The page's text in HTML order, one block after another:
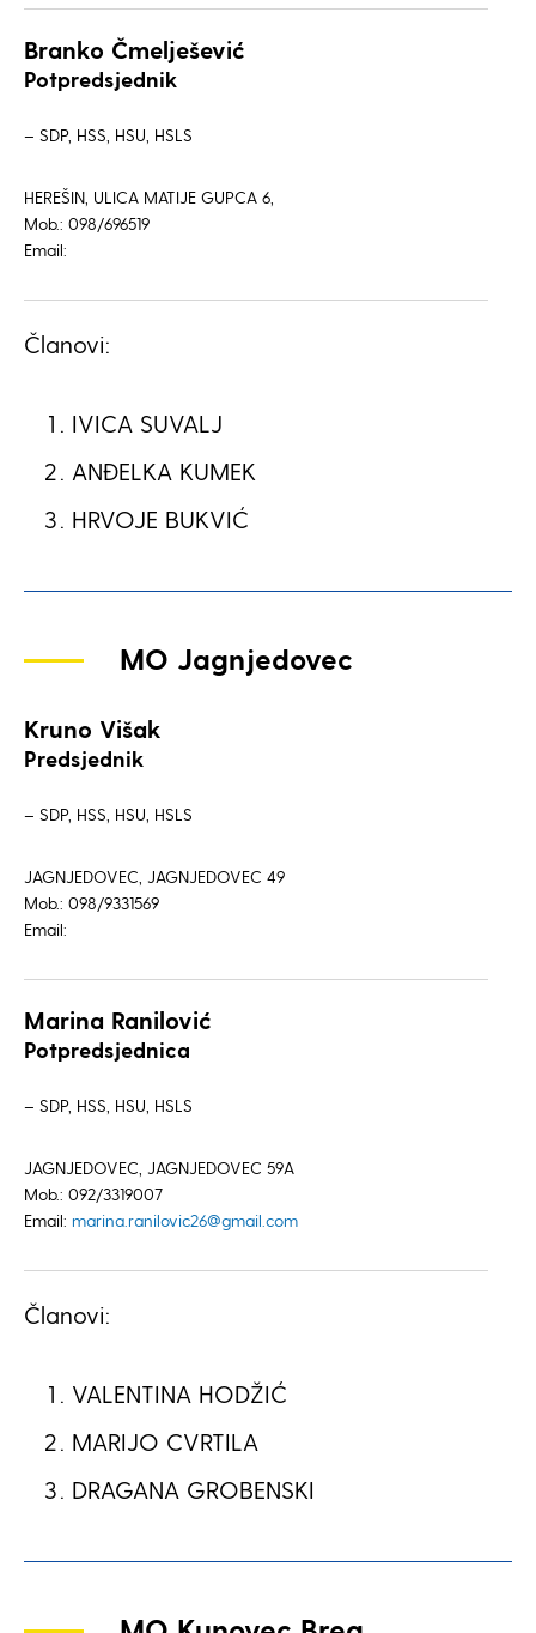
Branko Čmelješević
Potpredsjednik
– SDP, HSS, HSU, HSLS
HEREŠIN, ULICA MATIJE GUPCA 6,
Mob.: 098/696519
Email:
Članovi:
IVICA SUVALJ
ANĐELKA KUMEK
HRVOJE BUKVIĆ
MO Jagnjedovec
Kruno Višak
Predsjednik
– SDP, HSS, HSU, HSLS
JAGNJEDOVEC, JAGNJEDOVEC 49
Mob.: 098/9331569
Email:
Marina Ranilović
Potpredsjednica
– SDP, HSS, HSU, HSLS
JAGNJEDOVEC, JAGNJEDOVEC 59A
Mob.: 092/3319007
Email: marina.ranilovic26@gmail.com
Članovi:
VALENTINA HODŽIĆ
MARIJO CVRTILA
DRAGANA GROBENSKI